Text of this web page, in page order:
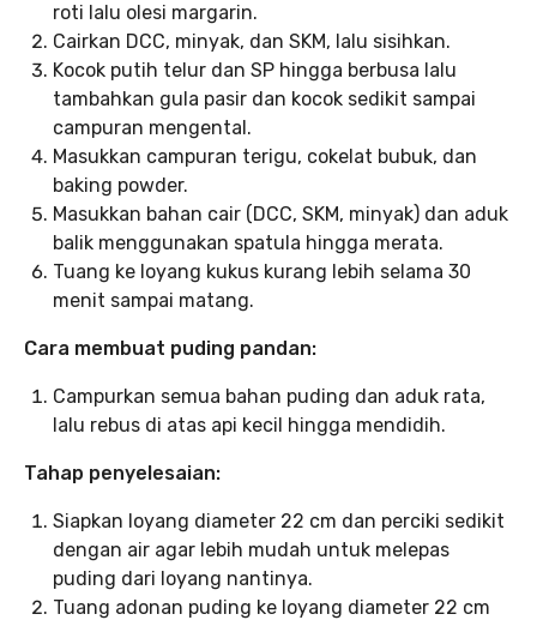
roti lalu olesi margarin.
Cairkan DCC, minyak, dan SKM, lalu sisihkan.
Kocok putih telur dan SP hingga berbusa lalu
tambahkan gula pasir dan kocok sedikit sampai
campuran mengental.
Masukkan campuran terigu, cokelat bubuk, dan
baking powder.
Masukkan bahan cair (DCC, SKM, minyak) dan aduk
balik menggunakan spatula hingga merata.
Tuang ke loyang kukus kurang lebih selama 30
menit sampai matang.
Cara membuat puding pandan:
Campurkan semua bahan puding dan aduk rata,
lalu rebus di atas api kecil hingga mendidih.
Tahap penyelesaian:
Siapkan loyang diameter 22 cm dan perciki sedikit
dengan air agar lebih mudah untuk melepas
puding dari loyang nantinya.
Tuang adonan puding ke loyang diameter 22 cm